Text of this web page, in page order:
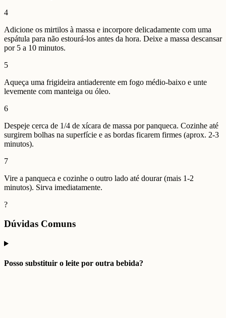
4
Adicione os mirtilos à massa e incorpore delicadamente com uma
espátula para não estourá-los antes da hora. Deixe a massa descansar
por 5 a 10 minutos.
5
Aqueça uma frigideira antiaderente em fogo médio-baixo e unte
levemente com manteiga ou óleo.
6
Despeje cerca de 1/4 de xícara de massa por panqueca. Cozinhe até
surgirem bolhas na superfície e as bordas ficarem firmes (aprox. 2-3
minutos).
7
Vire a panqueca e cozinhe o outro lado até dourar (mais 1-2
minutos). Sirva imediatamente.
?
Dúvidas Comuns
Posso substituir o leite por outra bebida?